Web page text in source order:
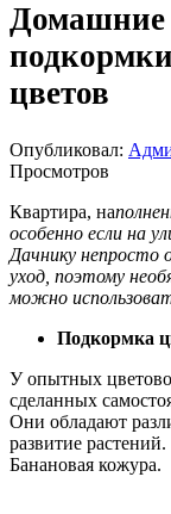
Домашние
цветов
Опубликовал:
Просмотров
Квартира, на
особенно если на
Дачнику
уход, поэтому
можно
Подкормка
У опытных
сделанных
Они обладают
развитие растений.
Банановая кожура.